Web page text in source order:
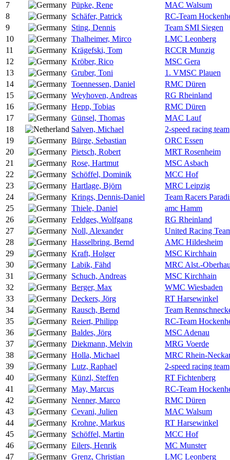
7 Püpke, Rene
MAC Walsum
8
Schäfer, Patrick
RC-Team
9
Sting, Dennis
Team SMI Siegen
10
Thalheimer, Mirco
LMC Leonberg
11
Krägefski, Tom
RCCR Munzig
12
Kröber, Rico
MSC Gera
13
Gruber, Toni
1. VMSC Plauen
14
Toennessen, Daniel
RMC Düren
15
Weyhoven, Andreas
RG Rheinland
16
Hepp, Tobias
RMC Düren
17
Günsel, Thomas
MAC Lauf
18
Salven, Michael
2-speed racing team
19
Bürge, Sebastian
ORC Essen
20
Pietsch, Robert
MRT Rosenheim
21
Rose, Hartmut
MSC Asbach
22
Schöffel, Dominik
MCC Hof
23
Hartlage, Björn
MRC Leipzig
24
Krings, Dennis-Daniel
Team Racers
25
Thiele, Daniel
amc Hamm
26
Feldges, Wolfgang
RG Rheinland
27
Noll, Alexander
United Racing
28
Hasselbring, Bernd
AMC Hildesheim
29
Kraft, Holger
MSC Kirchhain
30
Labik, Fähd
MRC Alst.-
31
Schuch, Andreas
MSC Kirchhain
32
Berger, Max
WMC Wiesbaden
33
Deckers, Jörg
RT Harsewinkel
34
Rausch, Bernd
Team
35
Reiert, Philipp
RC-Team
36
Baldes, Jörg
MSC Adenau
37
Diekmann, Melvin
MRG Voerde
38
Holla, Michael
MRC Rhein-
39
Lutz, Raphael
2-speed racing team
40
Künzl, Steffen
RT Fichtenberg
41
May, Marcus
RC-Team
42
Nenner, Marco
RMC Düren
43
Cevani, Julien
MAC Walsum
44
Krohne, Markus
RT Harsewinkel
45
Schöffel, Martin
MCC Hof
46
Eilers, Henrik
MC Munster
47
Grenz, Christian LMC Leonberg